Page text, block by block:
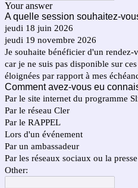
Your answer
A quelle session souhaitez-
jeudi 18 juin 2026
jeudi 19 novembre 2026
Je souhaite bénéficier d'un
car je ne suis pas disponible sur
éloignées par rapport à mes
Comment avez-vous eu
Par le site internet du programme
Par le réseau Cler
Par le RAPPEL
Lors d'un événement
Par un ambassadeur
Par les réseaux sociaux ou la presse
Other: